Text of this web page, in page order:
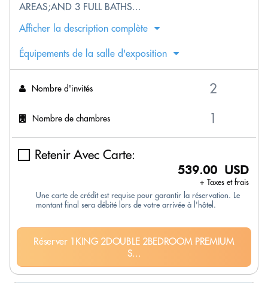
AREAS;AND 3 FULL BATHS...
Afficher la description complète
Équipements de la salle d'exposition
Nombre d'invités
Nombre de chambres
Retenir Avec Carte:
539.00 USD
+ Taxes et frais
Une carte de crédit est requise pour garantir la réservation. Le
montant final sera débité lors de votre arrivée à l'hôtel.
Réserver 1KING 2DOUBLE 2BEDROOM PREMIUM
S...